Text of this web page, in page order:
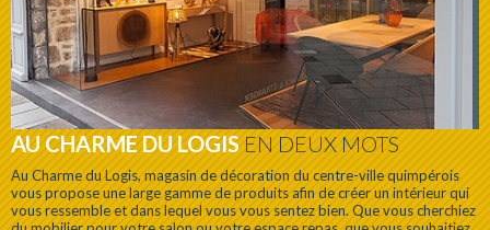
AU CHARME DU LOGISEN DEUX MOTS
Au Charme du Logis, magasin de décoration du centre-ville quimpérois
vous propose une large gamme de produits afin de créer un intérieur qui
vous ressemble et dans lequel vous vous sentez bien. Que vous cherchiez